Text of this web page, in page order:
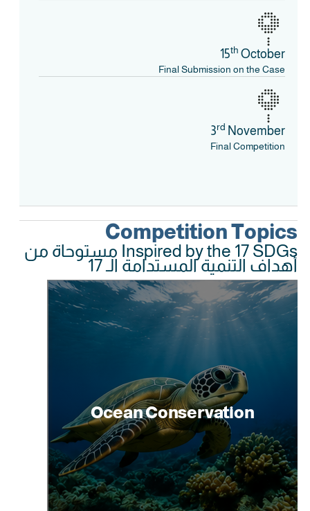
15th October
Final Submission on the Case
3rd November
Final Competition
Competition Topics
Inspired by the 17 SDGs مستوحاة من
أهداف التنمية المستدامة الـ 17
Ocean Conservation